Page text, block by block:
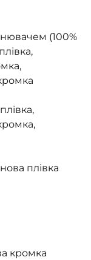
(100%
плівка
кромка